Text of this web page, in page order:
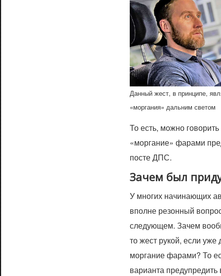
Данный жест, в принципе,
«моргания» дальним светом
То есть, можно
«моргание» фарами
посте ДПС.
Зачем был
У многих начинающих
вполне резонный
следующем. Зачем
то жест рукой, если
моргание фарами? То
варианта предупредить